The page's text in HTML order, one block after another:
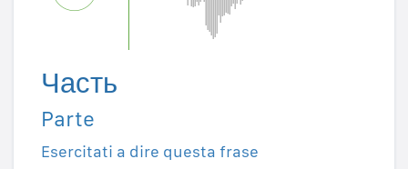
Часть
Parte
Esercitati a dire questa frase